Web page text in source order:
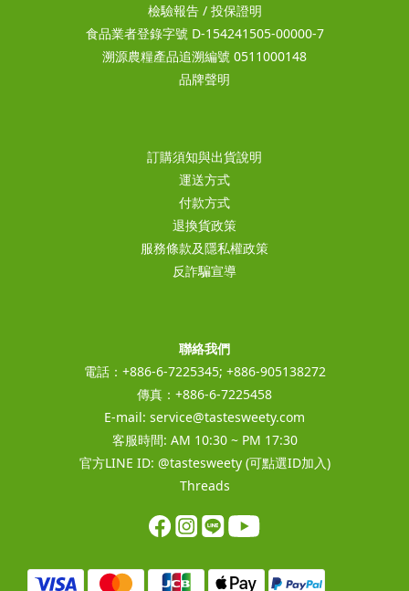
檢驗報告/ 投保證明
食品業者登錄字號 D-154241505-00000-7
溯源農糧產品追溯編號 0511000148
品牌聲明
訂購須知與出貨說明
運送方式
付款方式
退換貨政策
服務條款及隱私權政策
反詐騙宣導
聯絡我們
電話：+886-6-7225345; +886-905138272
傳真：+886-6-7225458
E-mail: service@tastesweety.com
客服時間: AM 10:30 ~ PM 17:30
官方LINE ID: @tastesweety(可點選ID加入)
Threads